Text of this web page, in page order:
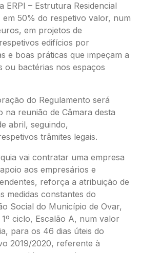
ERPI – Estrutura Residencial
50% do respetivo valor, num
em projetos de
edifícios por
e boas práticas que impeçam a
ou bactérias nos espaços
do Regulamento será
na reunião de Câmara desta
abril, seguindo,
trâmites legais.
vai contratar uma empresa
aos empresários e
reforça a atribuição de
medidas constantes do
Social do Município de Ovar,
ciclo, Escalão A, num valor
para os 46 dias úteis do
2019/2020, referente à